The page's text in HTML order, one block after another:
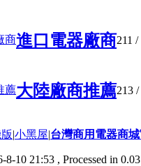
進口電器廠商211 /
大陸廠商推薦213 /
|小黑屋|台灣商用電器商
8-10 21:53 , Processed in